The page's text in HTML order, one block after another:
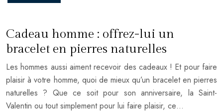
Cadeau homme : offrez-lui un
bracelet en pierres naturelles
Les hommes aussi aiment recevoir des cadeaux ! Et pour faire
plaisir à votre homme, quoi de mieux qu’un bracelet en pierres
naturelles ? Que ce soit pour son anniversaire, la Saint-
Valentin ou tout simplement pour lui faire plaisir, ce…